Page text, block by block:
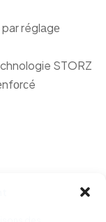
réglаgе
STORZ